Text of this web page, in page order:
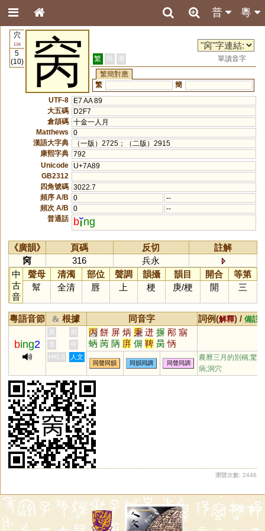
粵
普
穴
116
5
(10)
窉 繁 簡 港
單讀音字
繁簡對應
繁
簡
UTF-8
E7 AA 89
大五碼
D2F7
倉頡碼 十金一人月
Matthews
0
漢語大字典
（一版）2725；（二版）2915
康熙字典 792
Unicode
U+7A89
GB2312
四角號碼 3022.7
頻序 A/B
0
--
頻次 A/B
0
--
普通話
b ng
《廣韻》 頁碼 反切
註解
窉
316
兵永
中
古
音
聲母 清濁 部位 聲調 韻攝 韻目 開合
等第
幫
全清 唇 上 梗 庚/梗 開 三
粵語音節 & 根據 同音字 詞例(解釋) / 備註
bing2
黃 周 丙 餅 屏 炳 秉 迸 摒 邴 寎
蛃 苪 陃 庰 偋 鞞 昺 怲
李
何
HKLS
人文
同聲同韻 同韻同調 同聲同調
農曆三月的別稱;驚
病;洞穴
瀏覽次數: 2446